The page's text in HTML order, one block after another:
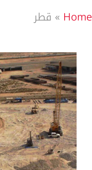
Home
» قطر